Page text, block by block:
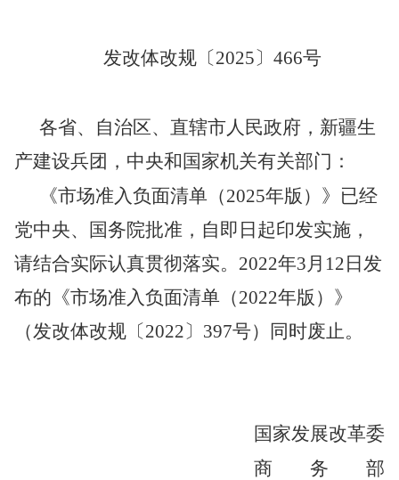
发改体改规〔2025〕 466号
各省、自治区、直辖市人民政府，新疆生
产建设兵团，中央和国家机关有关部门：
《市场准入负面清单（2025年版）》已经
党中央、国务院批准，自即日起印发实施，
请结合实际认真贯彻落实。 2022年3月 12 日发
布的《市场准入负面清单（2022年版）》
（发改体改规〔2022〕 397号）同时废止。
国家发展改革委
商 务 部